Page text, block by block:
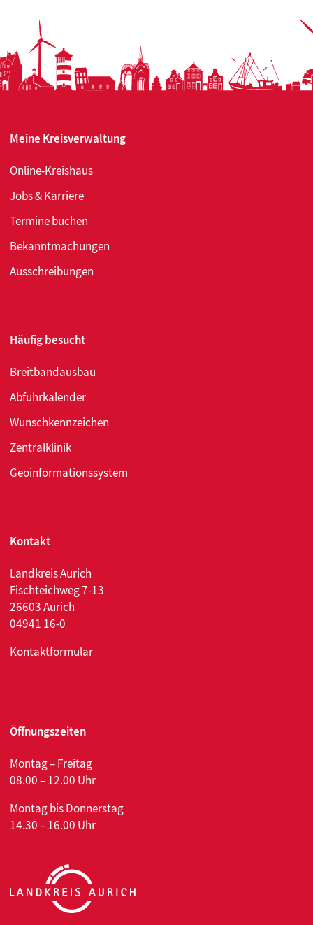
Meine Kreisverwaltung
Online-Kreishaus
Jobs & Karriere
Termine buchen
Bekanntmachungen
Ausschreibungen
Häufig besucht
Breitbandausbau
Abfuhrkalender
Wunschkennzeichen
Zentralklinik
Geoinformationssystem
Kontakt
Landkreis Aurich
Fischteichweg 7-13
26603 Aurich
04941 16-0
Kontaktformular
Öffnungszeiten
Montag – Freitag
08.00 – 12.00 Uhr
Montag bis Donnerstag
14.30 – 16.00 Uhr